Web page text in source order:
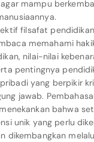
mampu
filsafat
memahami
nilai-nilai
pentingnya
yang berpikir
jawab.
bahwa
unik yang perlu
dikembangkan